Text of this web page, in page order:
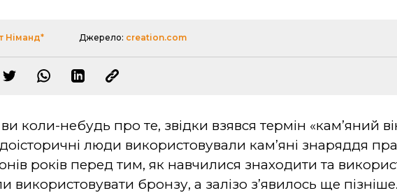
Німанд* Джерело: creation.com
коли-небудь про те, звідки взявся термін «кам’яний
люди використовували кам’яні знаряддя
років перед тим, як навчилися знаходити та
використовувати бронзу, а залізо з’явилось ще пізніше.